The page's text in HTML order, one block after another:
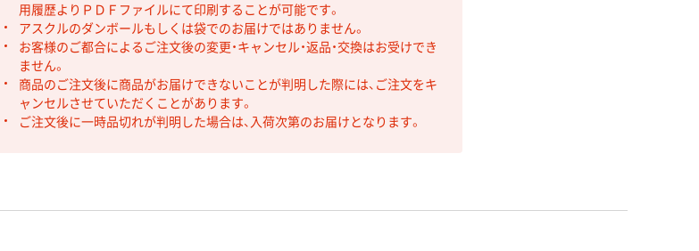
用履歴よりＰＤＦファイルにて印刷することが可能です。
アスクルのダンボールもしくは袋でのお届けではありません。
お客様のご都合によるご注文後の変更・キャンセル・返品・交換はお受けでき
ません。
商品のご注文後に商品がお届けできないことが判明した際には、ご注文をキ
ャンセルさせていただくことがあります。
ご注文後に一時品切れが判明した場合は、入荷次第のお届けとなります。